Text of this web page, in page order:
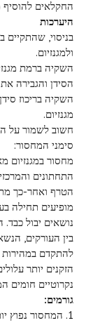
החקלאים להוסיף
היערכות
בניסוי, שהתקיים
ולמגנזיום.
השקיה ברמת
הסידן והגבירה
השקיה בריכוז
מגנזיום.
חשוב לשמור על היחס 2:1 בין סידן
סימני המחסור:
מחסור במגנזיום
התחתונים
הטרף ואחר-כך
מופיעים תחילה
נושאים יבול
בין העורקים,
להתקדם במהירות
הזקנים יותר
נקרוטיים חומים
גורמים:
1. המחסור נפוץ